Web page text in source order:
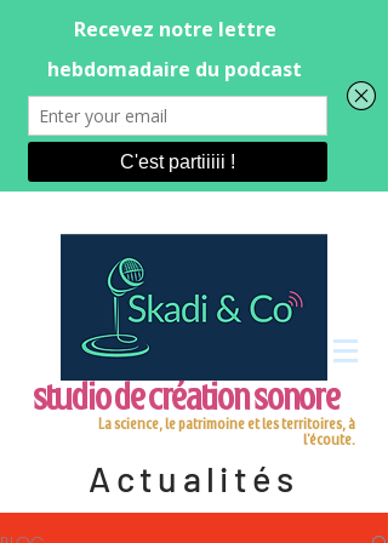
studio de création sonore
La science, le patrimoine et les territoires, à
l'écoute.
Actualités